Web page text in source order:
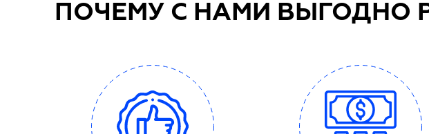
ПОЧЕМУ С НАМИ ВЫГОДНО